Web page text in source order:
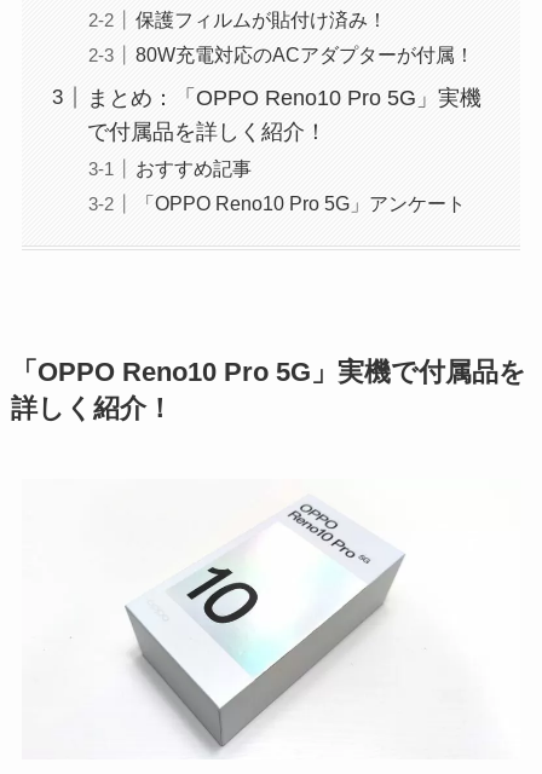
保護フィルムが貼付け済み！
80W充電対応のACアダプターが付属！
まとめ：「OPPO Reno10 Pro 5G」実機
で付属品を詳しく紹介！
おすすめ記事
「OPPO Reno10 Pro 5G」アンケート
「OPPO Reno10 Pro 5G」実機で付属品を
詳しく紹介！